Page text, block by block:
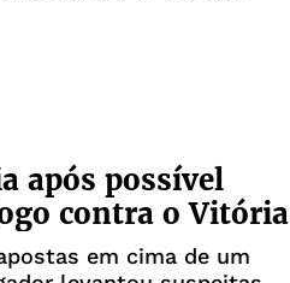
após possível
contra o Vitória
em cima de um